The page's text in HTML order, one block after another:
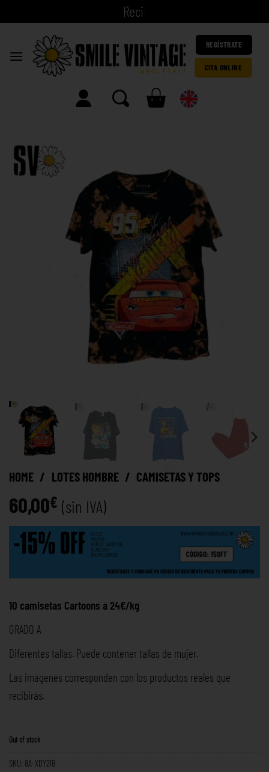
REGÍSTRATE
CITA ONLINE
HOME / LOTES HOMBRE / CAMISETAS Y TOPS
60,00€ (sin IVA)
10 camisetas Cartoons a 24€/kg
GRADO A
Diferentes tallas. Puede contener tallas de mujer.
Las imágenes corresponden con los productos reales que
recibirás.
Out of stock
SKU: 8A-XDY218